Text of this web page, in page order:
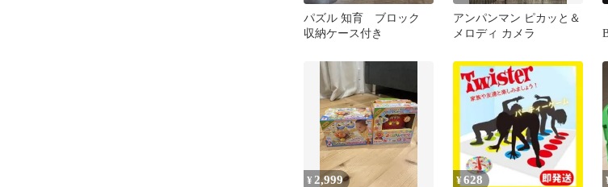
パズル 知育 ブロック
収納ケース付き
アンパンマン ピカッと＆
メロディ カメラ
¥ 2,999 ¥628